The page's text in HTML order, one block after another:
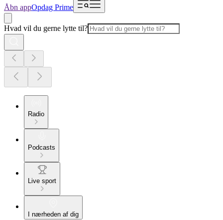
Åbn appOpdag Prime
Hvad vil du gerne lytte til?
Radio
Podcasts
Live sport
I nærheden af dig